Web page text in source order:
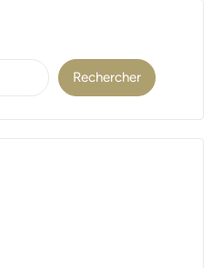
Rechercher